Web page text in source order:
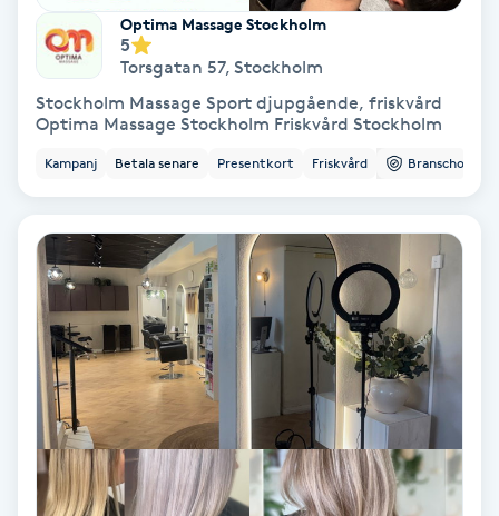
Färgning
Föning
Gelenaglar
Gellack
Gellack med förstärkning
Gravidmassage
Gravidyoga
Optima Massage Stockholm
5
Torsgatan 57, Stockholm
Stockholm Massage Sport djupgående, friskvård
Optima Massage Stockholm Friskvård Stockholm
Kampanj Betala senare Presentkort Friskvård Branschorg.